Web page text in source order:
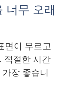
너무 오래
면이 무르고
적절한 시간
장 좋습니